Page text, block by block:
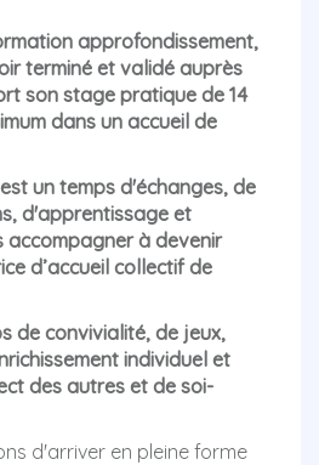
approfondissement,
terminé et validé auprès
son stage pratique de 14
dans un accueil de
un temps d'échanges, de
d'apprentissage et
accompagner à devenir
d’accueil collectif de
de convivialité, de jeux,
individuel et
des autres et de soi-
d'arriver en pleine forme